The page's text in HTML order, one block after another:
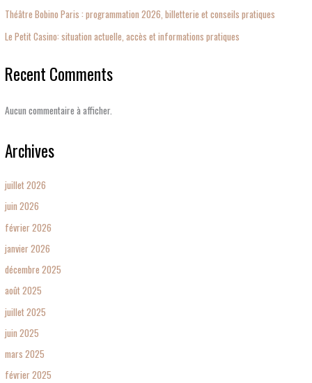
Théâtre Bobino Paris : programmation 2026, billetterie et conseils pratiques
Le Petit Casino: situation actuelle, accès et informations pratiques
Recent Comments
Aucun commentaire à afficher.
Archives
juillet 2026
juin 2026
février 2026
janvier 2026
décembre 2025
août 2025
juillet 2025
juin 2025
mars 2025
février 2025